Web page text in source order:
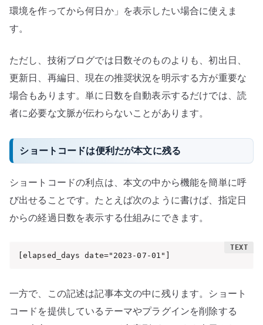
環境を作ってから何日か」を表示したい場合に使えま
す。
ただし、技術ブログでは日数そのものよりも、初出日、
更新日、再編日、現在の推奨状況を明示する方が重要な
場合もあります。単に日数を自動表示するだけでは、読
者に必要な文脈が伝わらないことがあります。
ショートコードは便利だが本文に残る
ショートコードの利点は、本文の中から機能を簡単に呼
び出せることです。たとえば次のように書けば、指定日
からの経過日数を表示する仕組みにできます。
[elapsed_days date="2023-07-01"]
一方で、この記述は記事本文の中に残ります。ショート
コードを提供しているテーマやプラグインを削除する